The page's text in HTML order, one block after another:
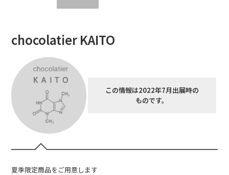
chocolatier KAITO
この情報は2022年7月出展時の
ものです。
夏季限定商品をご用意します